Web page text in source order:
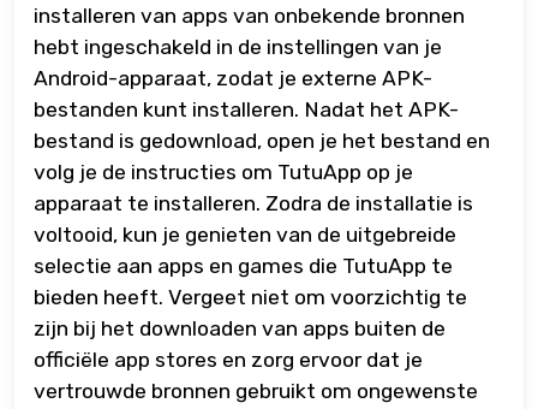
installeren van apps van onbekende bronnen
hebt ingeschakeld in de instellingen van je
Android-apparaat, zodat je externe APK-
bestanden kunt installeren. Nadat het APK-
bestand is gedownload, open je het bestand en
volg je de instructies om TutuApp op je
apparaat te installeren. Zodra de installatie is
voltooid, kun je genieten van de uitgebreide
selectie aan apps en games die TutuApp te
bieden heeft. Vergeet niet om voorzichtig te
zijn bij het downloaden van apps buiten de
officiële app stores en zorg ervoor dat je
vertrouwde bronnen gebruikt om ongewenste